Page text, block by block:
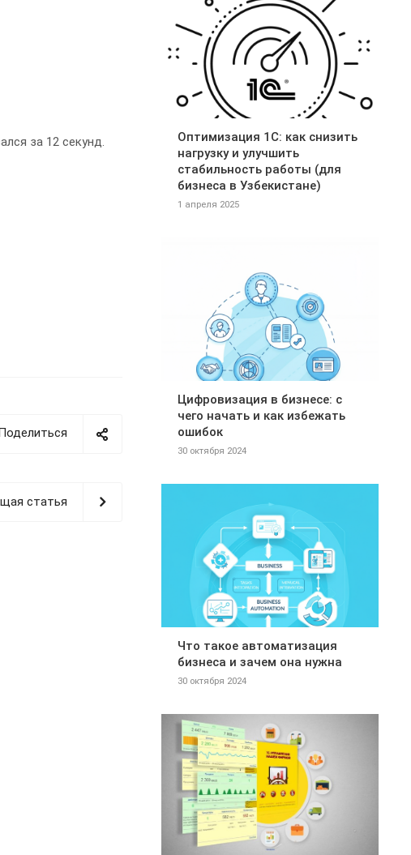
за 12 секунд.
статья
Оптимизация 1С: как снизить
нагрузку и улучшить
стабильность работы (для
бизнеса в Узбекистане)
1 апреля 2025
Цифровизация в бизнесе: с
чего начать и как избежать
ошибок
30 октября 2024
Что такое автоматизация
бизнеса и зачем она нужна
30 октября 2024